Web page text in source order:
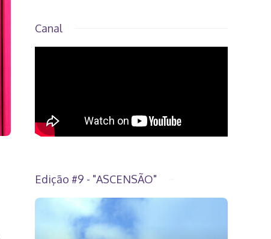
Canal
Edição #9 - "ASCENSÃO"